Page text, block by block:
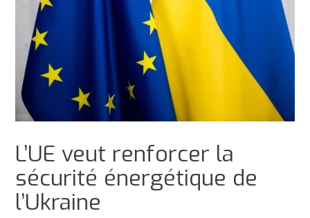
L’UE veut renforcer la
sécurité énergétique de
l’Ukraine